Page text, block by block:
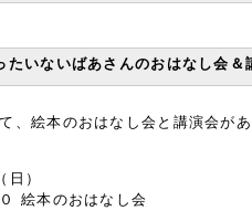
いないばあさんのおはなし会
、絵本のおはなし会と講演会が
）
絵本のおはなし会